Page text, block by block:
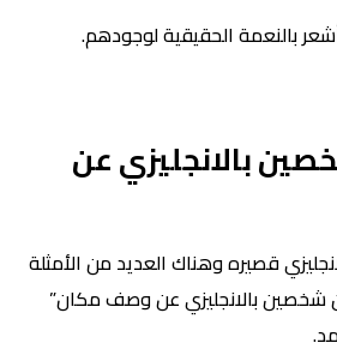
بالنعمة الحقيقية لوجودهم.
بالانجليزي عن
قصيره وهناك العديد من الأمثلة
شخصين بالانجليزي عن وصف مكان”